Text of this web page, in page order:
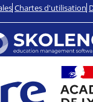
Chartes d'utilisation